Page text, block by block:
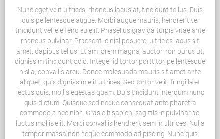
Nunc eget velit ultrices, rhoncus lacus at, tincidunt tellus. Duis
quis pellentesque augue. Morbi augue mauris, hendrerit vel
tincidunt vel, eleifend eu elit. Phasellus gravida turpis vitae ante
rhoncus pulvinar. Praesent id nisl posuere, ultricies lacus sit
amet, dapibus tellus. Etiam lorem magna, auctor non purus ut,
dignissim tincidunt odio. Integer id tortor porttitor, pellentesque
nisl a, convallis arcu. Donec malesuada mauris sit amet ante
aliquet, quis dignissim elit ultrices. Sed tortor velit, fringilla et
lectus quis, mollis egestas quam. Duis tincidunt interdum nunc
quis dictum. Quisque sed neque consequat ante pharetra
commodo a nec nibh. Cras elit sapien, sagittis in pulvinar ac,
luctus mollis elit. Morbi convallis hendrerit sem in ultrices. Nulla
tempor massa non neque commodo adipiscing. Nunc quis